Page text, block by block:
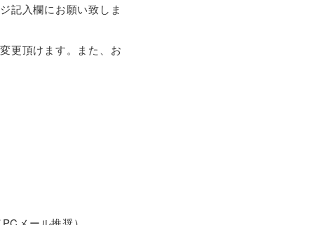
記入欄にお願い致しま
更頂けます。また、お